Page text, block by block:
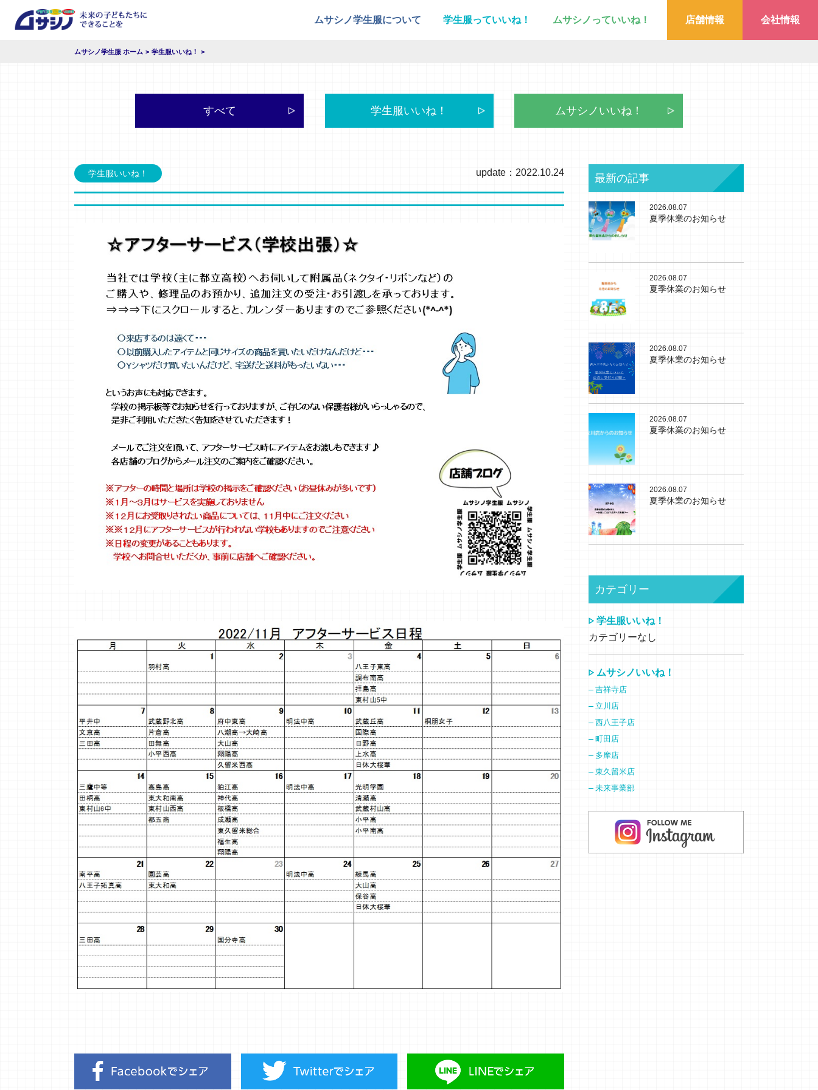
ムサシノ学生服について 学生服っていいね！ ムサシノっていいね！ 店舗情報 会社情報
ムサシノ学生服 ホーム 学生服いいね！
すべて 学生服いいね！ ムサシノいいね！
学生服いいね！ update：2022.10.24 最新の記事
2026.08.07
夏季休業のお知らせ
2026.08.07
夏季休業のお知らせ
2026.08.07
夏季休業のお知らせ
2026.08.07
夏季休業のお知らせ
2026.08.07
夏季休業のお知らせ
カテゴリー
学生服いいね！
カテゴリーなし
ムサシノいいね！
吉祥寺店
立川店
西八王子店
町田店
多摩店
東久留米店
未来事業部